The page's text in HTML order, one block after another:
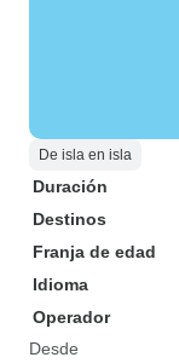
De isla en isla
Duración
Destinos
Franja de edad
Idioma
Operador
Desde